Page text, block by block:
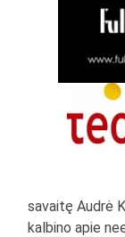
savaitę Audrė
kalbino apie